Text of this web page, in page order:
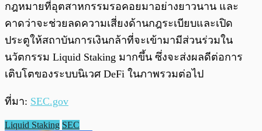
กฎหมายที่อุตสาหกรรมรอคอยมาอย่างยาวนาน และ
คาดว่าจะช่วยลดความเสี่ยงด้านกฎระเบียบและเปิด
ประตูให้สถาบันการเงินกล้าที่จะเข้ามามีส่วนร่วมใน
นวัตกรรม Liquid Staking มากขึ้น ซึ่งจะส่งผลดีต่อการ
เติบโตของระบบนิเวศ DeFi ในภาพรวมต่อไป
ที่มา: SEC.gov
Liquid Staking SEC